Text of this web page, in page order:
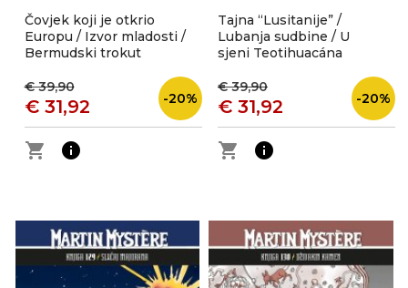
Čovjek koji je otkrio
Europu / Izvor mladosti /
Bermudski trokut
€ 39,90
€ 31,92 -20%
shopping_cart info
Tajna “Lusitanije” /
Lubanja sudbine / U
sjeni Teotihuacána
€ 39,90
€ 31,92 -20%
shopping_cart info